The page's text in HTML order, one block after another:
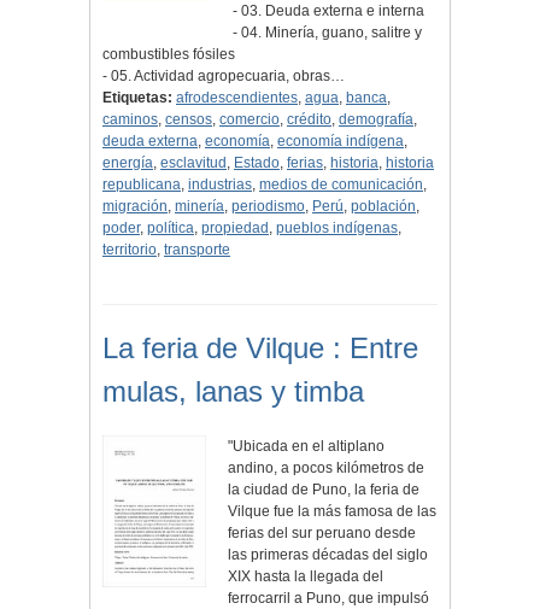
- 03. Deuda externa e interna
- 04. Minería, guano, salitre y
combustibles fósiles
- 05. Actividad agropecuaria, obras…
Etiquetas: afrodescendientes, agua, banca,
caminos, censos, comercio, crédito, demografía,
deuda externa, economía, economía indígena,
energía, esclavitud , Estado, ferias, historia, historia
republicana, industrias, medios de comunicación,
migración, minería, periodismo, Perú, población,
poder, política, propiedad , pueblos indígenas,
territorio, transporte
La feria de Vilque : Entre
mulas, lanas y timba
"Ubicada en el altiplano
andino, a pocos kilómetros de
la ciudad de Puno, la feria de
Vilque fue la más famosa de las
ferias del sur peruano desde
las primeras décadas del siglo
XIX hasta la llegada del
ferrocarril a Puno, que impulsó